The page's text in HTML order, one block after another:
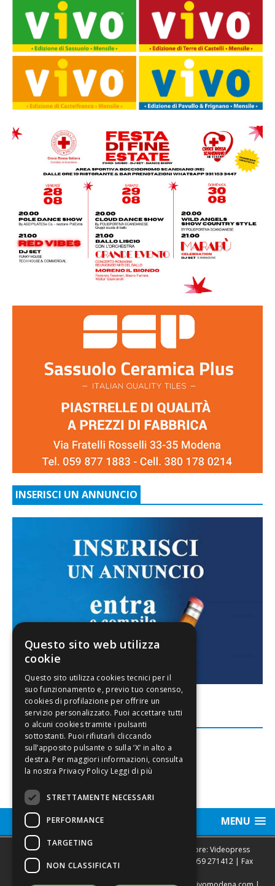
INSERISCI UN ANNUNCIO
FACEBOOK
MENU
Sede legale, Redazione, pubblicità e annunci Editore: Videopress
Modena S.r.l. via Emilia Est, 402/6 - Modena | Tel.
059 271412 | Fax
Questo sito web utilizza
cookie
Leggi di più
STRETTAMENTE NECESSARI
PERFORMANCE
TARGETING
NON CLASSIFICATI